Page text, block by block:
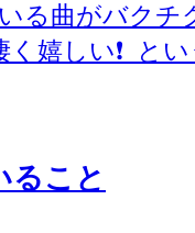
る曲がバクチ
嬉しい❗️ と
ること